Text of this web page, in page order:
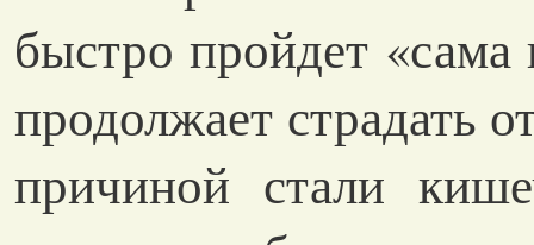
быстро пройдет
продолжает страдать
причиной стали